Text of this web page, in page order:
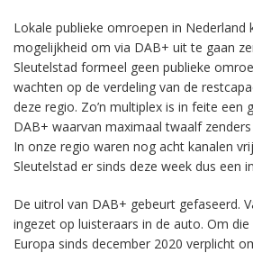
Lokale publieke omroepen in Nederland
mogelijkheid om via DAB+ uit te gaan
Sleutelstad formeel geen publieke
wachten op de verdeling van de
deze regio. Zo’n multiplex is in feite een
DAB+ waarvan maximaal twaalf
In onze regio waren nog acht kanalen
Sleutelstad er sinds deze week dus een
De uitrol van DAB+ gebeurt gefaseerd.
ingezet op luisteraars in de auto. Om
Europa sinds december 2020 verplicht